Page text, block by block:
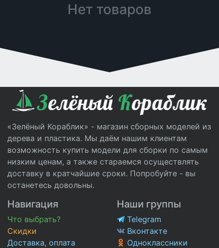
Нет товаров
«Зелёный Кораблик» - магазин сборных моделей из
дерева и пластика. Мы даём нашим клиентам
возможность купить модели для сборки по самым
низким ценам, а также стараемся осуществлять
доставку в кратчайшие сроки. Попробуйте - вы
останетесь довольны.
Навигация
Что выбрать?
Скидки
Доставка, оплата
Наши группы
Telegram
Вконтакте
Одноклассники